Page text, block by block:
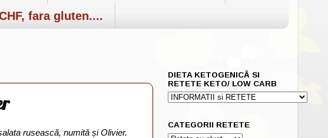
fara gluten....
rusească, numită și Olivier.
DIETA KETOGENICĂ SI
RETETE KETO/ LOW CARB
CATEGORII RETETE